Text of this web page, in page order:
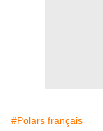
#Polars français